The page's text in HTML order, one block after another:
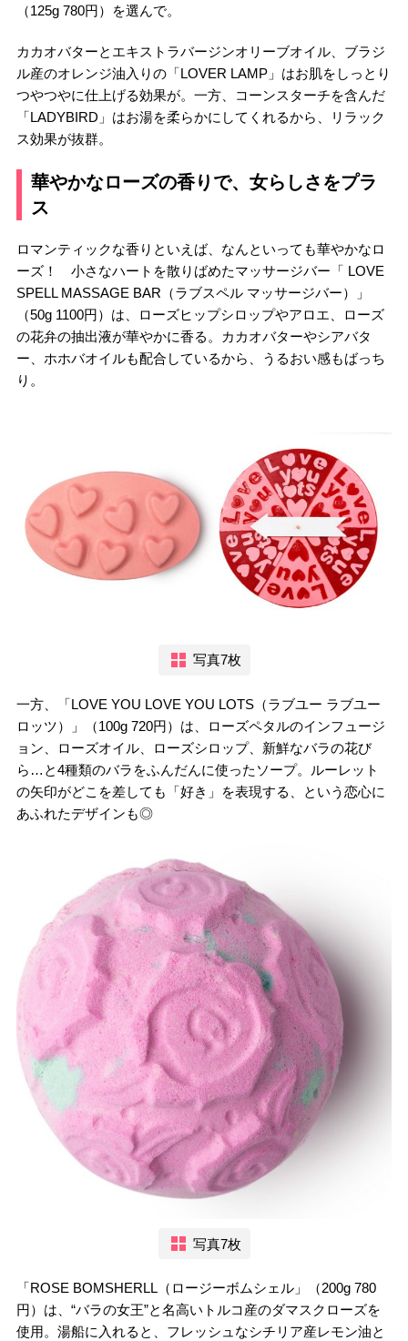
（125g 780円）を選んで。
カカオバターとエキストラバージンオリーブオイル、ブラジ
ル産のオレンジ油入りの「LOVER LAMP」はお肌をしっとり
つやつやに仕上げる効果が。一方、コーンスターチを含んだ
「LADYBIRD」はお湯を柔らかにしてくれるから、リラック
ス効果が抜群。
華やかなローズの香りで、女らしさをプラ
ス
ロマンティックな香りといえば、なんといっても華やかなロ
ーズ！ 小さなハートを散りばめたマッサージバー「 LOVE
SPELL MASSAGE BAR（ラブスペル マッサージバー）」
（50g 1100円）は、ローズヒップシロップやアロエ、ローズ
の花弁の抽出液が華やかに香る。カカオバターやシアバタ
ー、ホホバオイルも配合しているから、うるおい感もばっち
り。
写真7枚
一方、「LOVE YOU LOVE YOU LOTS（ラブユー ラブユー
ロッツ）」（100g 720円）は、ローズペタルのインフュージ
ョン、ローズオイル、ローズシロップ、新鮮なバラの花び
ら…と4種類のバラをふんだんに使ったソープ。ルーレット
の矢印がどこを差しても「好き」を表現する、という恋心に
あふれたデザインも◎
写真7枚
「ROSE BOMSHERLL（ロージーボムシェル」（200g 780
円）は、“バラの女王”と名高いトルコ産のダマスクローズを
使用。湯船に入れると、フレッシュなシチリア産レモン油と